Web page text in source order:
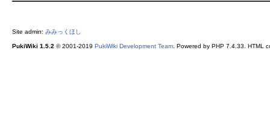
Site admin: みみっくほし
PukiWiki 1.5.2 © 2001-2019 PukiWiki Development Team. Powered by PHP 7.4.33. HTML